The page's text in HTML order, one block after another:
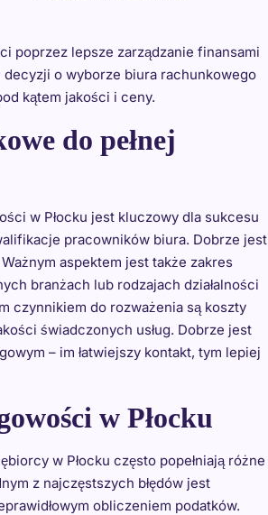
poprzez lepsze zarządzanie finansami
o wyborze biura rachunkowego
kątem jakości i ceny.
do pełnej
w Płocku jest kluczowy dla sukcesu
pracowników biura. Dobrze jest
aspektem jest także zakres
branżach lub rodzajach działalności
czynnikiem do rozważenia są koszty
świadczonych usług. Dobrze jest
– im łatwiejszy kontakt, tym lepiej
w Płocku
w Płocku często popełniają różne
z najczęstszych błędów jest
obliczeniem podatków.